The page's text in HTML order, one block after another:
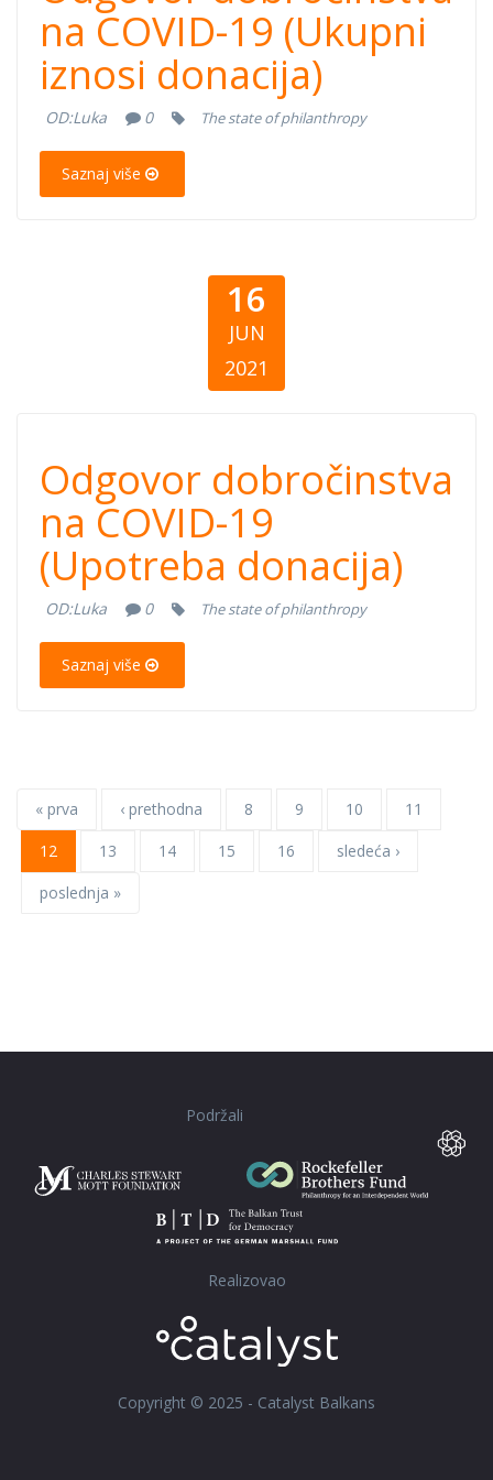
dobročinstva na
COVID-19
(Ukupni iznosi
donacija)
na COVID-19 (Ukupni
iznosi donacija)
OD:Luka 0 The state of philanthropy
Saznaj više
16
JUN
2021
Odgovor
dobročinstva na
COVID-19
(Upotreba
donacija)
Odgovor dobročinstva
na COVID-19
(Upotreba donacija)
OD:Luka 0 The state of philanthropy
Saznaj više
« prva ‹ prethodna 8 9 10
11
12
13 14 15 16
sledeća ›
poslednja »
Podržali
Realizovao
Copyright © 2025 - Catalyst Balkans